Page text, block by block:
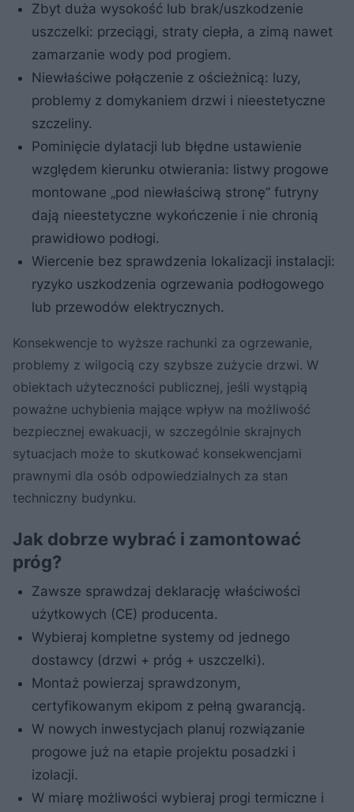
Zbyt duża wysokość lub brak/uszkodzenie
uszczelki: przeciągi, straty ciepła, a zimą nawet
zamarzanie wody pod progiem.
Niewłaściwe połączenie z ościeżnicą: luzy,
problemy z domykaniem drzwi i nieestetyczne
szczeliny.
Pominięcie dylatacji lub błędne ustawienie
względem kierunku otwierania: listwy progowe
montowane „pod niewłaściwą stronę” futryny
dają nieestetyczne wykończenie i nie chronią
prawidłowo podłogi.
Wiercenie bez sprawdzenia lokalizacji instalacji:
ryzyko uszkodzenia ogrzewania podłogowego
lub przewodów elektrycznych.
Konsekwencje to wyższe rachunki za ogrzewanie,
problemy z wilgocią czy szybsze zużycie drzwi. W
obiektach użyteczności publicznej, jeśli wystąpią
poważne uchybienia mające wpływ na możliwość
bezpiecznej ewakuacji, w szczególnie skrajnych
sytuacjach może to skutkować konsekwencjami
prawnymi dla osób odpowiedzialnych za stan
techniczny budynku.
Jak dobrze wybrać i zamontować
próg?
Zawsze sprawdzaj deklarację właściwości
użytkowych (CE) producenta.
Wybieraj kompletne systemy od jednego
dostawcy (drzwi + próg + uszczelki).
Montaż powierzaj sprawdzonym,
certyfikowanym ekipom z pełną gwarancją.
W nowych inwestycjach planuj rozwiązanie
progowe już na etapie projektu posadzki i
izolacji.
W miarę możliwości wybieraj progi termiczne i